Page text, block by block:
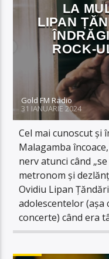
LA
LIPAN
ROCK-
Gold FM Radio
31 IANUARIE 2024
Cel mai cunoscut şi
Malagamba
nerv atunci când
metronom şi
Ovidiu Lipan
adolescentelor
concerte) când era